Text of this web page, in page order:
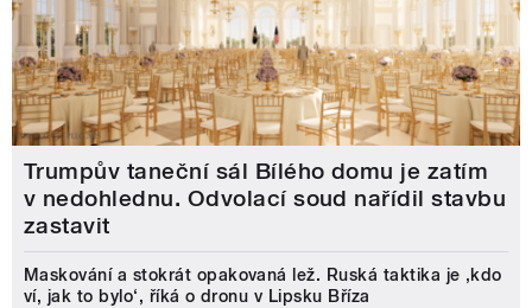
Trumpův taneční sál Bílého domu je zatím
v nedohlednu. Odvolací soud nařídil stavbu
zastavit
Maskování a stokrát opakovaná lež. Ruská taktika je ‚kdo
ví, jak to bylo‘, říká o dronu v Lipsku Bříza